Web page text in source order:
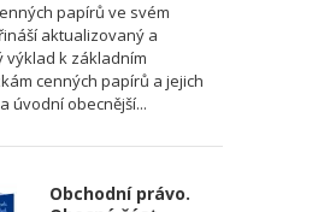
papírů ve svém
aktualizovaný a
k základním
cenných papírů a jejich
úvodní obecnější...
Obchodní právo.